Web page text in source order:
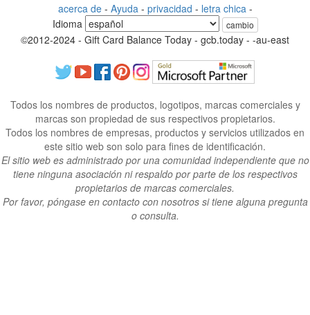
acerca de- Ayuda - privacidad - letra chica -
Idioma
cambio
©2012-2024 - Gift Card Balance Today - gcb.today - -au-east
Todos los nombres de productos, logotipos, marcas comerciales y
marcas son propiedad de sus respectivos propietarios.
Todos los nombres de empresas, productos y servicios utilizados en
este sitio web son solo para fines de identificación.
El sitio web es administrado por una comunidad independiente que no
tiene ninguna asociación ni respaldo por parte de los respectivos
propietarios de marcas comerciales.
Por favor, póngase en contacto con nosotros si tiene alguna pregunta
o consulta.